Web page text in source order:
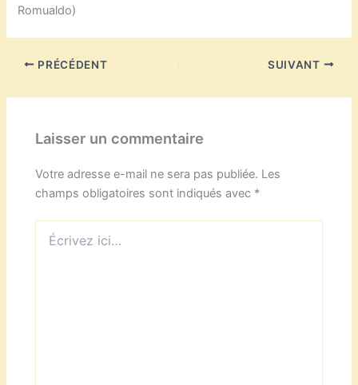
Romualdo)
PRÉCÉDENT SUIVANT
Laisser un commentaire
Votre adresse e-mail ne sera pas publiée. Les
champs obligatoires sont indiqués avec *
ici…